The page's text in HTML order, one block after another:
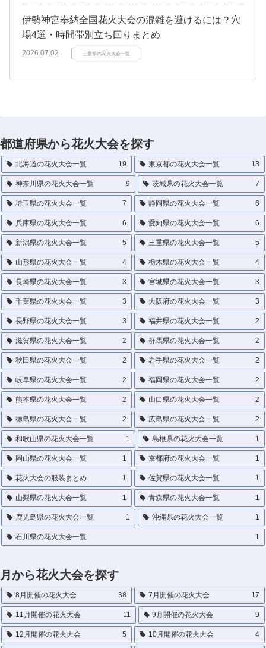
伊勢神宮奉納全国花火大会の混雑を避けるには？穴
場4選・時間帯別立ち回りまとめ
2026.07.02 三重県の花火大会一覧
都道府県から花火大会を探す
北海道の花火大会一覧 19 東京都の花火大会一覧 13
神奈川県の花火大会一覧 9 茨城県の花火大会一覧 7
埼玉県の花火大会一覧 7 静岡県の花火大会一覧 6
兵庫県の花火大会一覧 6 愛知県の花火大会一覧 6
新潟県の花火大会一覧 5 三重県の花火大会一覧 5
山形県の花火大会一覧 4 栃木県の花火大会一覧 4
長崎県の花火大会一覧 3 宮城県の花火大会一覧 3
千葉県の花火大会一覧 3 大阪府の花火大会一覧 3
長野県の花火大会一覧 3 福井県の花火大会一覧 2
滋賀県の花火大会一覧 2 群馬県の花火大会一覧 2
秋田県の花火大会一覧 2 岩手県の花火大会一覧 2
岐阜県の花火大会一覧 2 福岡県の花火大会一覧 2
熊本県の花火大会一覧 2 山口県の花火大会一覧 2
徳島県の花火大会一覧 2 広島県の花火大会一覧 2
和歌山県の花火大会一覧 1 島根県の花火大会一覧 1
岡山県の花火大会一覧 1 京都府の花火大会一覧 1
花火大会の服装まとめ 1 佐賀県の花火大会一覧 1
山梨県の花火大会一覧 1 青森県の花火大会一覧 1
鹿児島県の花火大会一覧 1 沖縄県の花火大会一覧 1
石川県の花火大会一覧 1
月から花火大会を探す
8月開催の花火大会 38 7月開催の花火大会 17
11月開催の花火大会 11 9月開催の花火大会 9
12月開催の花火大会 5 10月開催の花火大会 4